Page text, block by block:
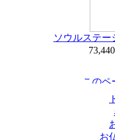
ソウルステ
お